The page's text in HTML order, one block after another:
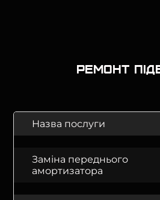
Ремонт
Назва послуги
Заміна переднього
амортизатора